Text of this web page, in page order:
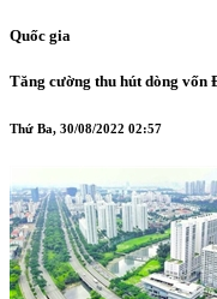
Quốc gia
Tăng cường thu hút dòng vốn
Thứ Ba, 30/08/2022 02:57